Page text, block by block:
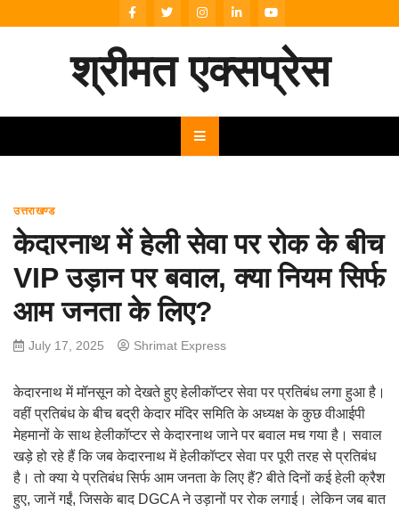
to
श्रीमत एक्सप्रेस
उत्तराखण्ड
केदारनाथ में हेली सेवा पर रोक के बीच
VIP उड़ान पर बवाल, क्या नियम सिर्फ
आम जनता के लिए?
July 17, 2025 Shrimat Express
केदारनाथ में मॉनसून को देखते हुए हेलीकॉप्टर सेवा पर प्रतिबंध लगा हुआ है।
वहीं प्रतिबंध के बीच बद्री केदार मंदिर समिति के अध्यक्ष के कुछ वीआईपी
मेहमानों के साथ हेलीकॉप्टर से केदारनाथ जाने पर बवाल मच गया है। सवाल
खड़े हो रहे हैं कि जब केदारनाथ में हेलीकॉप्टर सेवा पर पूरी तरह से प्रतिबंध
है। तो क्या ये प्रतिबंध सिर्फ आम जनता के लिए हैं? बीते दिनों कई हेली क्रैश
हुए, जानें गईं, जिसके बाद DGCA ने उड़ानों पर रोक लगाई। लेकिन जब बात